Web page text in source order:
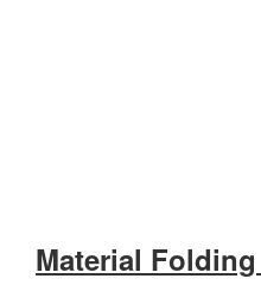
Material